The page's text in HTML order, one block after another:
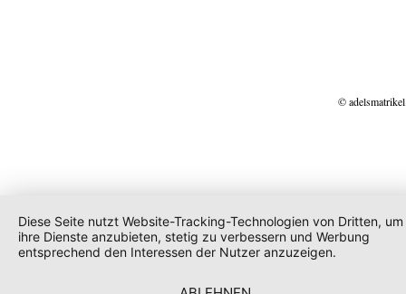
©
Diese Seite nutzt Website-Tracking-Technologien von Dritten, um
ihre Dienste anzubieten, stetig zu verbessern und Werbung
entsprechend den Interessen der Nutzer anzuzeigen.